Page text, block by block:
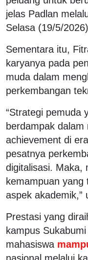
jelas Padlan
Selasa (19/5/
Sementara itu,
karyanya pada
muda dalam
perkembangan
“Strategi pemuda
berdampak
achievement di
pesatnya
digitalisasi. Maka,
kemampuan
aspek akademik,”
Prestasi yang
kampus
mahasiswa